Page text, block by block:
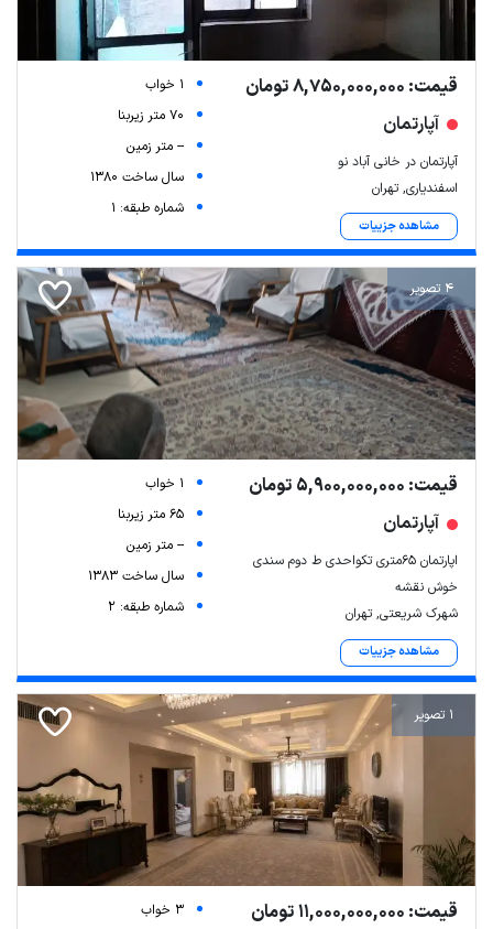
قیمت: 8,750,000,000 تومان
آپارتمان
آپارتمان در خانی آباد نو
اسفندیاری, تهران
مشاهده جزییات
1 خواب
70 متر زیربنا
-- متر زمین
سال ساخت 1380
شماره طبقه: 1
4 تصویر
قیمت: 5,900,000,000 تومان
آپارتمان
اپارتمان ۶۵متری تکواحدی ط دوم سندی
خوش نقشه
شهرک شریعتی, تهران
مشاهده جزییات
1 خواب
65 متر زیربنا
-- متر زمین
سال ساخت 1383
شماره طبقه: 2
1 تصویر
قیمت: 11,000,000,000 تومان
3 خواب